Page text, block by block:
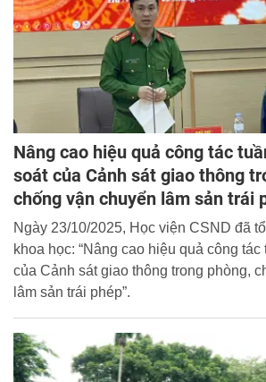
Nâng cao hiệu quả công tác
soát của Cảnh sát giao thông
chống vận chuyển lâm sản trái
Ngày 23/10/2025, Học viện CSND đã
khoa học: “Nâng cao hiệu quả công tác
của Cảnh sát giao thông trong phòng,
lâm sản trái phép”.